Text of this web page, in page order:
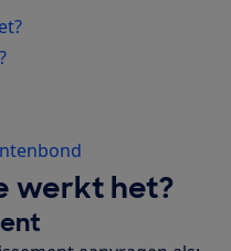
werkt het?